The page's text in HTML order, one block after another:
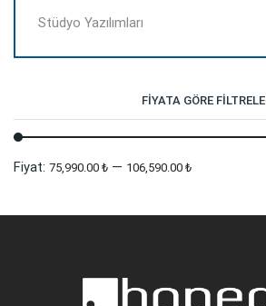
Stüdyo Yazılımları
FIYATA GÖRE FILTRELE
Fiyat: 75,990.00 ₺ — 106,590.00 ₺